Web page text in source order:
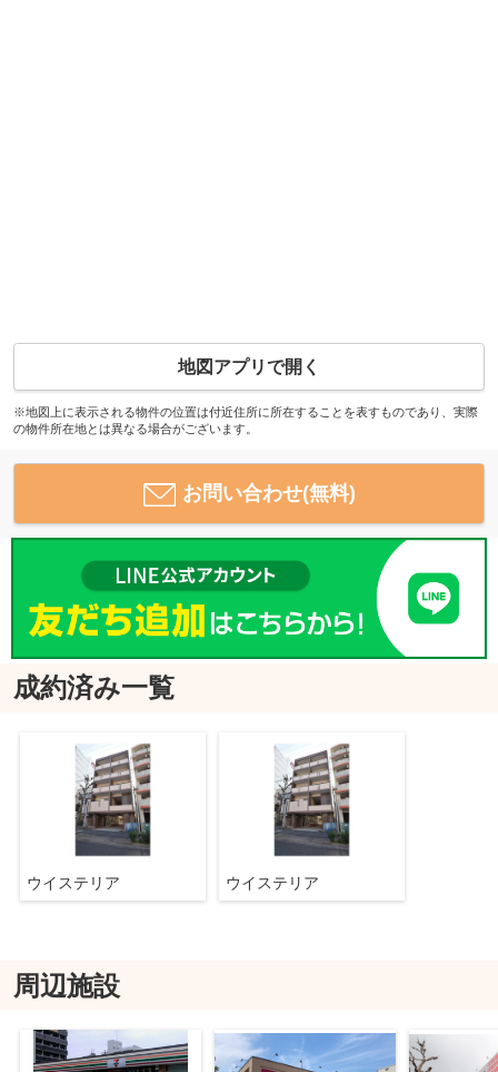
地図アプリで開く
※地図上に表示される物件の位置は付近住所に所在することを表すものであり、実際
の物件所在地とは異なる場合がございます。
お問い合わせ(無料)
成約済み一覧
ウイステリア ウイステリア
周辺施設